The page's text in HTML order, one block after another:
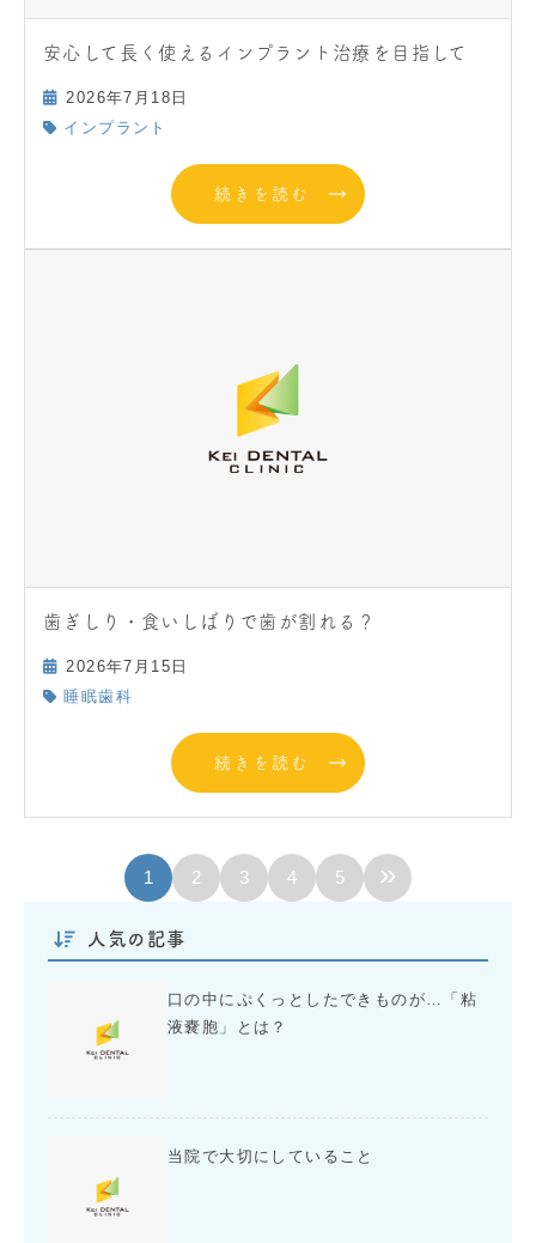
安心して長く使えるインプラント治療を目指して
2026年7月18日
インプラント
続きを読む
歯ぎしり・食いしばりで歯が割れる？
2026年7月15日
睡眠歯科
続きを読む
1 2 3 4 5 »
人気の記事
口の中にぷくっとしたできものが…「粘
液嚢胞」とは？
当院で大切にしていること